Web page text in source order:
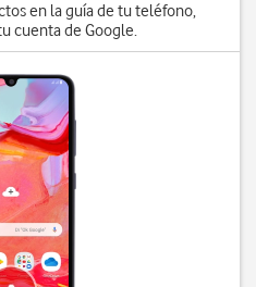
en la guía de tu teléfono,
cuenta de Google.